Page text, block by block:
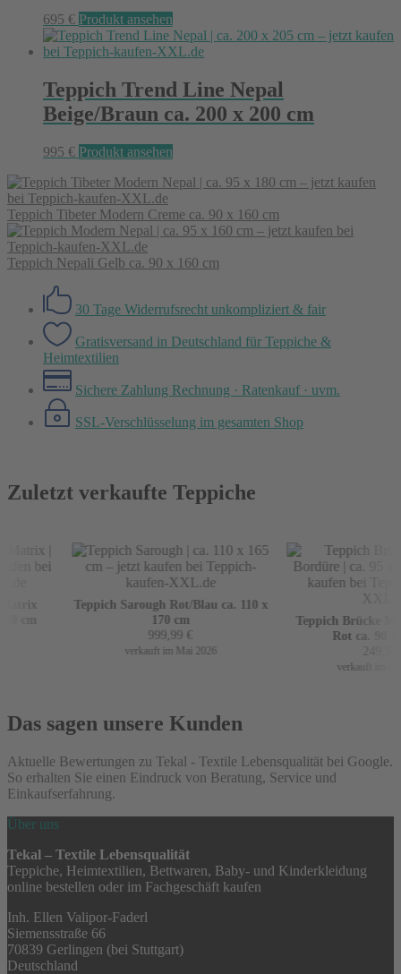
695 € Produkt ansehen
Teppich Trend Line Nepal
Beige/Braun ca. 200 x 200 cm
995 € Produkt ansehen
Teppich Tibeter Modern Creme ca. 90 x 160 cm
Teppich Nepali Gelb ca. 90 x 160 cm
30 Tage Widerrufsrecht unkompliziert & fair
Gratisversand in Deutschland für Teppiche &
Heimtextilien
Sichere Zahlung Rechnung · Ratenkauf · uvm.
SSL-Verschlüsselung im gesamten Shop
Zuletzt verkaufte Teppiche
Teppich Sarough Rot/Blau ca. 110 x
170 cm
999,99€
verkauft im Mai 2026
Teppich Brücke
Rot ca. 90 x
verkauft im
Das sagen unsere Kunden
Aktuelle Bewertungen zu Tekal - Textile Lebensqualität bei Google.
So erhalten Sie einen Eindruck von Beratung, Service und
Einkaufserfahrung.
Über uns
Tekal – Textile Lebensqualität
Teppiche, Heimtextilien, Bettwaren, Baby- und Kinderkleidung
online bestellen oder im Fachgeschäft kaufen
Inh. Ellen Valipor-Faderl
Siemensstraße 66
70839 Gerlingen (bei Stuttgart)
Deutschland